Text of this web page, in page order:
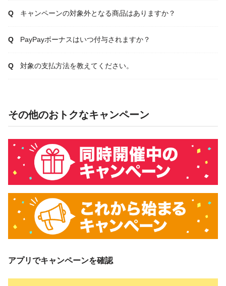
キャンペーンの対象外となる商品はありますか？
PayPayボーナスはいつ付与されますか？
対象の支払方法を教えてください。
その他のおトクなキャンペーン
アプリでキャンペーンを確認